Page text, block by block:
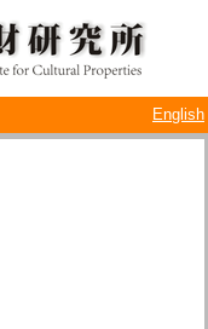
English